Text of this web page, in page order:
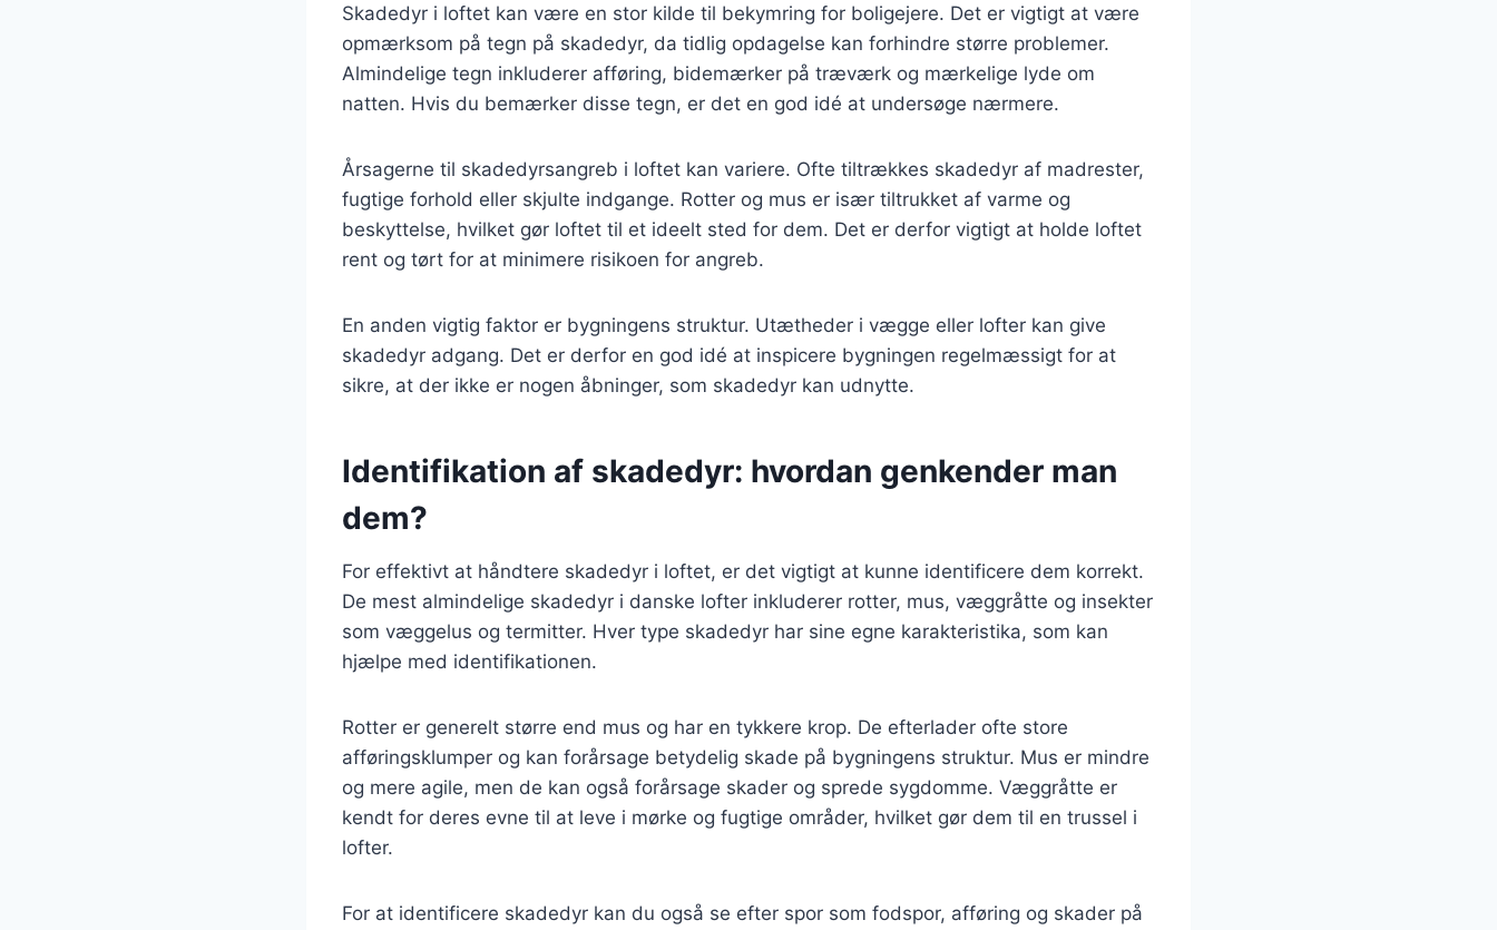
Skadedyr i loftet kan være en stor kilde til bekymring for boligejere. Det er vigtigt at være
opmærksom på tegn på skadedyr, da tidlig opdagelse kan forhindre større problemer.
Almindelige tegn inkluderer afføring, bidemærker på træværk og mærkelige lyde om
natten. Hvis du bemærker disse tegn, er det en god idé at undersøge nærmere.
Årsagerne til skadedyrsangreb i loftet kan variere. Ofte tiltrækkes skadedyr af madrester,
fugtige forhold eller skjulte indgange. Rotter og mus er især tiltrukket af varme og
beskyttelse, hvilket gør loftet til et ideelt sted for dem. Det er derfor vigtigt at holde loftet
rent og tørt for at minimere risikoen for angreb.
En anden vigtig faktor er bygningens struktur. Utætheder i vægge eller lofter kan give
skadedyr adgang. Det er derfor en god idé at inspicere bygningen regelmæssigt for at
sikre, at der ikke er nogen åbninger, som skadedyr kan udnytte.
Identifikation af skadedyr: hvordan genkender man
dem?
For effektivt at håndtere skadedyr i loftet, er det vigtigt at kunne identificere dem korrekt.
De mest almindelige skadedyr i danske lofter inkluderer rotter, mus, væggråtte og insekter
som væggelus og termitter. Hver type skadedyr har sine egne karakteristika, som kan
hjælpe med identifikationen.
Rotter er generelt større end mus og har en tykkere krop. De efterlader ofte store
afføringsklumper og kan forårsage betydelig skade på bygningens struktur. Mus er mindre
og mere agile, men de kan også forårsage skader og sprede sygdomme. Væggråtte er
kendt for deres evne til at leve i mørke og fugtige områder, hvilket gør dem til en trussel i
lofter.
For at identificere skadedyr kan du også se efter spor som fodspor, afføring og skader på